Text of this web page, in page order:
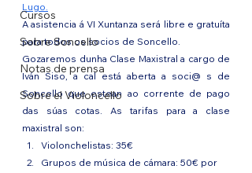
Cursos
Sobre Soncello
Notas de prensa
Sobre el Violoncello
Lugo.
A asistencia á VI Xuntanza será libre e gratuíta
para todos os socios de Soncello.
Gozaremos dunha Clase Maxistral a cargo de
Iván Siso, a cal está aberta a soci@ s de
Soncello que estean ao corrente de pago
das súas cotas. As tarifas para a clase
maxistral son:
Violonchelistas: 35€
Grupos de música de cámara: 50€ por